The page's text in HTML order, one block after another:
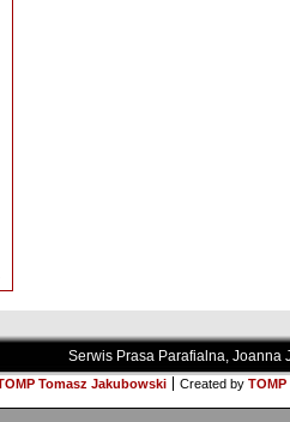
Serwis Prasa Parafialna, Joanna
Tomasz Jakubowski Created by TOMP